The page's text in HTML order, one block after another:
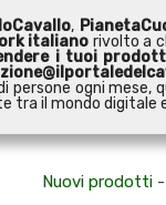
,
italiano rivolto a
i tuoi
persone ogni mese,
il mondo digitale